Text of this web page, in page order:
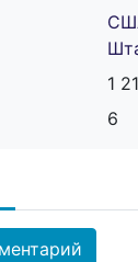
1
6